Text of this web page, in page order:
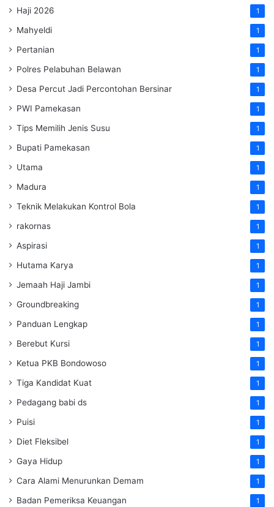
Haji 2026 1
Mahyeldi 1
Pertanian 1
Polres Pelabuhan Belawan 1
Desa Percut Jadi Percontohan Bersinar 1
PWI Pamekasan 1
Tips Memilih Jenis Susu 1
Bupati Pamekasan 1
Utama 1
Madura 1
Teknik Melakukan Kontrol Bola 1
rakornas 1
Aspirasi 1
Hutama Karya 1
Jemaah Haji Jambi 1
Groundbreaking 1
Panduan Lengkap 1
Berebut Kursi 1
Ketua PKB Bondowoso 1
Tiga Kandidat Kuat 1
Pedagang babi ds 1
Puisi 1
Diet Fleksibel 1
Gaya Hidup 1
Cara Alami Menurunkan Demam 1
Badan Pemeriksa Keuangan 1